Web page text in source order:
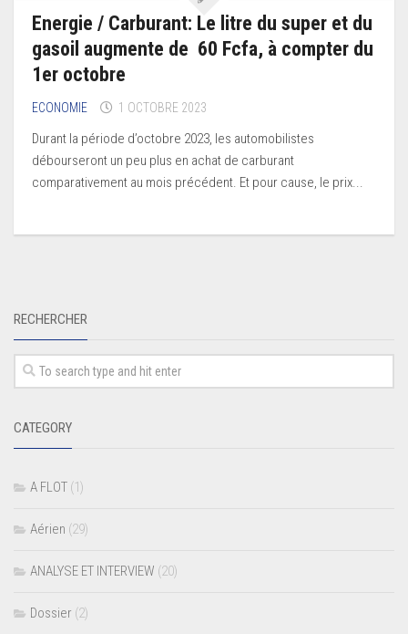
Energie / Carburant: Le litre du super et du
gasoil augmente de 60 Fcfa, à compter du
1er octobre
ECONOMIE 1 OCTOBRE 2023
Durant la période d’octobre 2023, les automobilistes
débourseront un peu plus en achat de carburant
comparativement au mois précédent. Et pour cause, le prix...
RECHERCHER
CATEGORY
A FLOT (1)
Aérien (29)
ANALYSE ET INTERVIEW (20)
Dossier (2)